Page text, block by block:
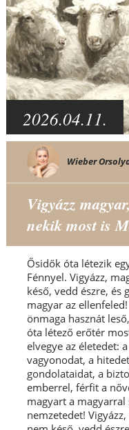
2026.04.11.
Wieber
Vigyázz
nekik most is
Ősidők óta létezik
Fénnyel. Vigyázz,
késő, vedd észre,
magyar az
önmaga hasznát
óta létező erőtér
elvegye az életedet:
vagyonodat, a
gondolataidat, a
emberrel, férfit a
magyart a magyarral
nemzetedet!